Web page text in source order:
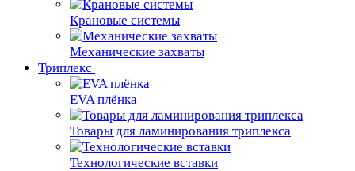
Крановые сиcтемы
Механические захваты
Триплекс
EVA плёнка
Товары для ламинирования триплекса
Технологические вставки